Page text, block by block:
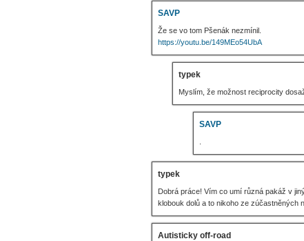
SAVP
Že se vo tom Pšenák nezmínil.
https://youtu.be/149MEo54UbA
typek
Myslím, že možnost reciprocity
SAVP
typek
Dobrá práce! Vím co umí různá pakáž v
klobouk dolů a to nikoho ze zúčastněných
Autisticky off-road